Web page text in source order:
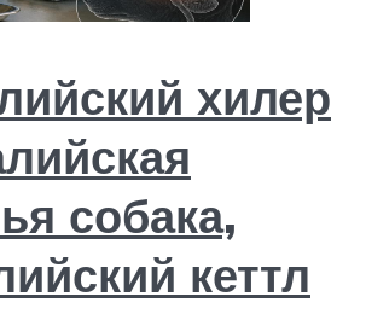
хилер
собака,
кеттл